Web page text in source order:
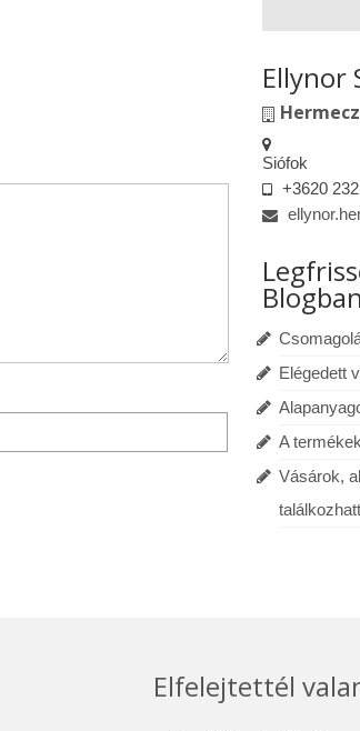
Ellynor
Siófok
+3620
Blogban
Elégedett
A
Vásárok,
Elfelejtettél